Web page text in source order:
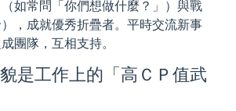
如常問「你們想做什麼？」）與戰
，成就優秀折疊者。平時交流新事
團隊，互相支持。
是工作上的「高ＣＰ值武